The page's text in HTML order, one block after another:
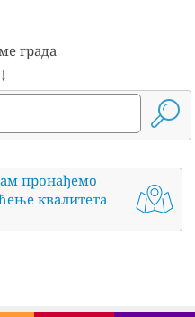
града
пронађемо
квалитета